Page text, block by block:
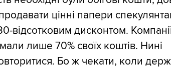
цінні папери
відсотковим дисконтом.
лише 70% своїх коштів. Нині
Бо ж чекати, коли